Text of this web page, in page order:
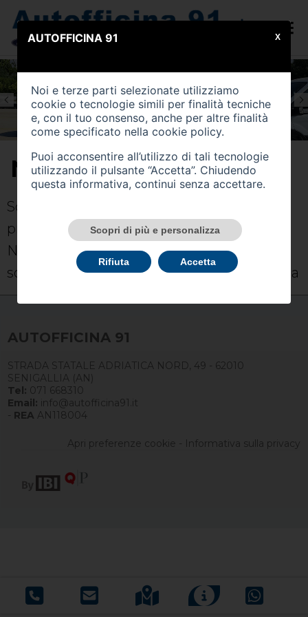
NOLEGGIO AUTO
Scegli tra le formule di Noleggio che
preferisci. I nostri esperti dedicati al
Noleggio ti aiuteranno a trovare la
soluzione più adatta a te e al tuo stile di vita
AUTOFFICINA 91
STRADA STATALE ADRIATICA NORD, 49 - 62010
SENIGALLIA (AN)
Tel: 071 668310
Email: info@autofficina91.it
- REA AN118004
Apri preferenze cookie - Informativa sulla privacy
AUTOFFICINA 91
Noi e terze parti selezionate utilizziamo
cookie o tecnologie simili per finalità tecniche
e, con il tuo consenso, anche per altre finalità
come specificato nella cookie policy.
Puoi acconsentire all’utilizzo di tali tecnologie
utilizzando il pulsante “Accetta”. Chiudendo
questa informativa, continui senza accettare.
Scopri di più e personalizza
Rifiuta Accetta
X